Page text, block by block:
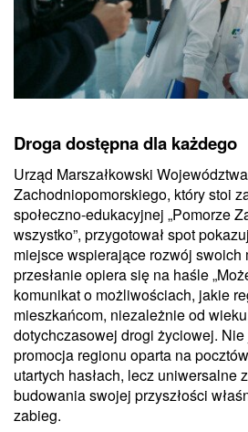
Droga dostępna dla każdego
Urząd Marszałkowski Województwa
Zachodniopomorskiego, który stoi
społeczno-edukacyjnej „Pomorze
wszystko”, przygotował spot
miejsce wspierające rozwój swoich
przesłanie opiera się na haśle
komunikat o możliwościach, jakie
mieszkańcom, niezależnie od
dotychczasowej drogi życiowej.
promocja regionu oparta na
utartych hasłach, lecz uniwersalne
budowania swojej przyszłości
zabieg.